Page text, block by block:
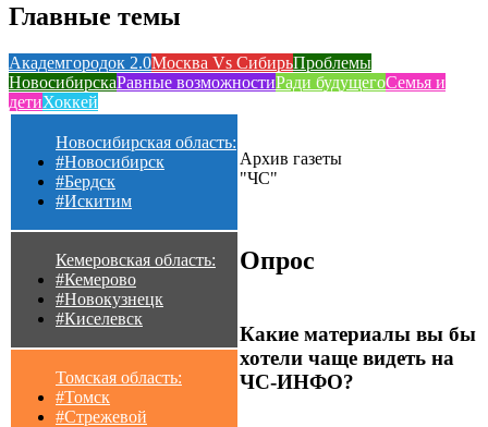
Главные темы
Академгородок 2.0Москва Vs СибирьПроблемы
НовосибирскаРавные возможностиРади будущегоСемья и
детиХоккей
Новосибирская область:
#Новосибирск
#Бердск
#Искитим
Кемеровская область:
#Кемерово
#Новокузнецк
#Киселевск
Томская область:
#Томск
#Стрежевой
Архив газеты
"ЧС"
Опрос
Какие материалы вы бы
хотели чаще видеть на
ЧС-ИНФО?